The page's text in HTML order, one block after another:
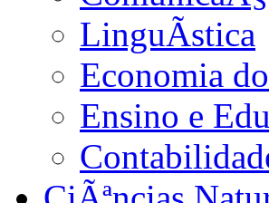
LinguÃ­stica
Economia
Ensino e